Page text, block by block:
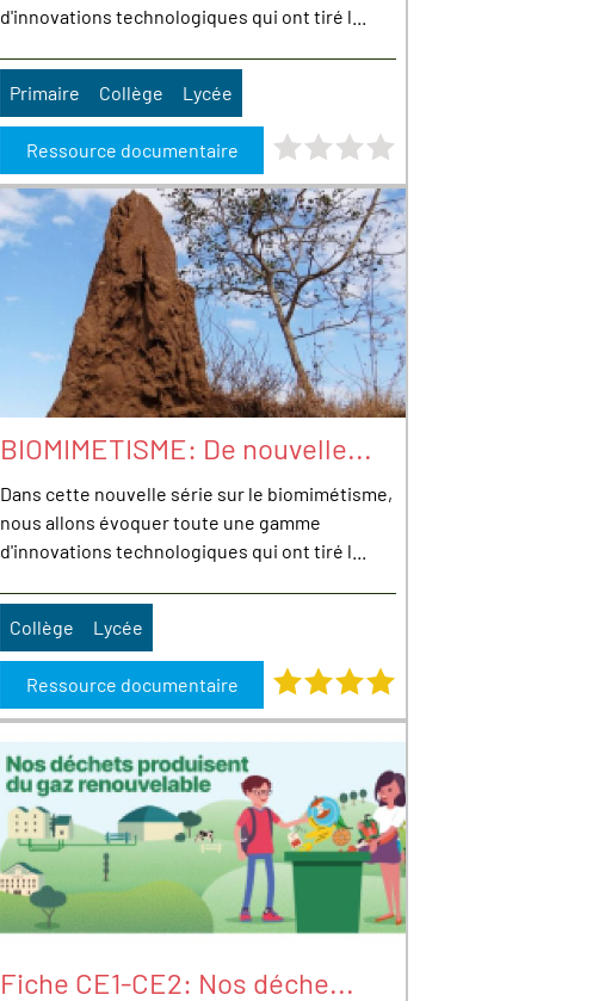
d'innovations technologiques qui ont tiré l...
Primaire Collège Lycée
Ressource documentaire Note : 0 étoiles sur 4
BIOMIMETISME: De nouvelle...
Dans cette nouvelle série sur le biomimétisme,
nous allons évoquer toute une gamme
d'innovations technologiques qui ont tiré l...
Collège Lycée
Ressource documentaire Note : 4 étoiles sur 4
Fiche CE1-CE2: Nos déche...